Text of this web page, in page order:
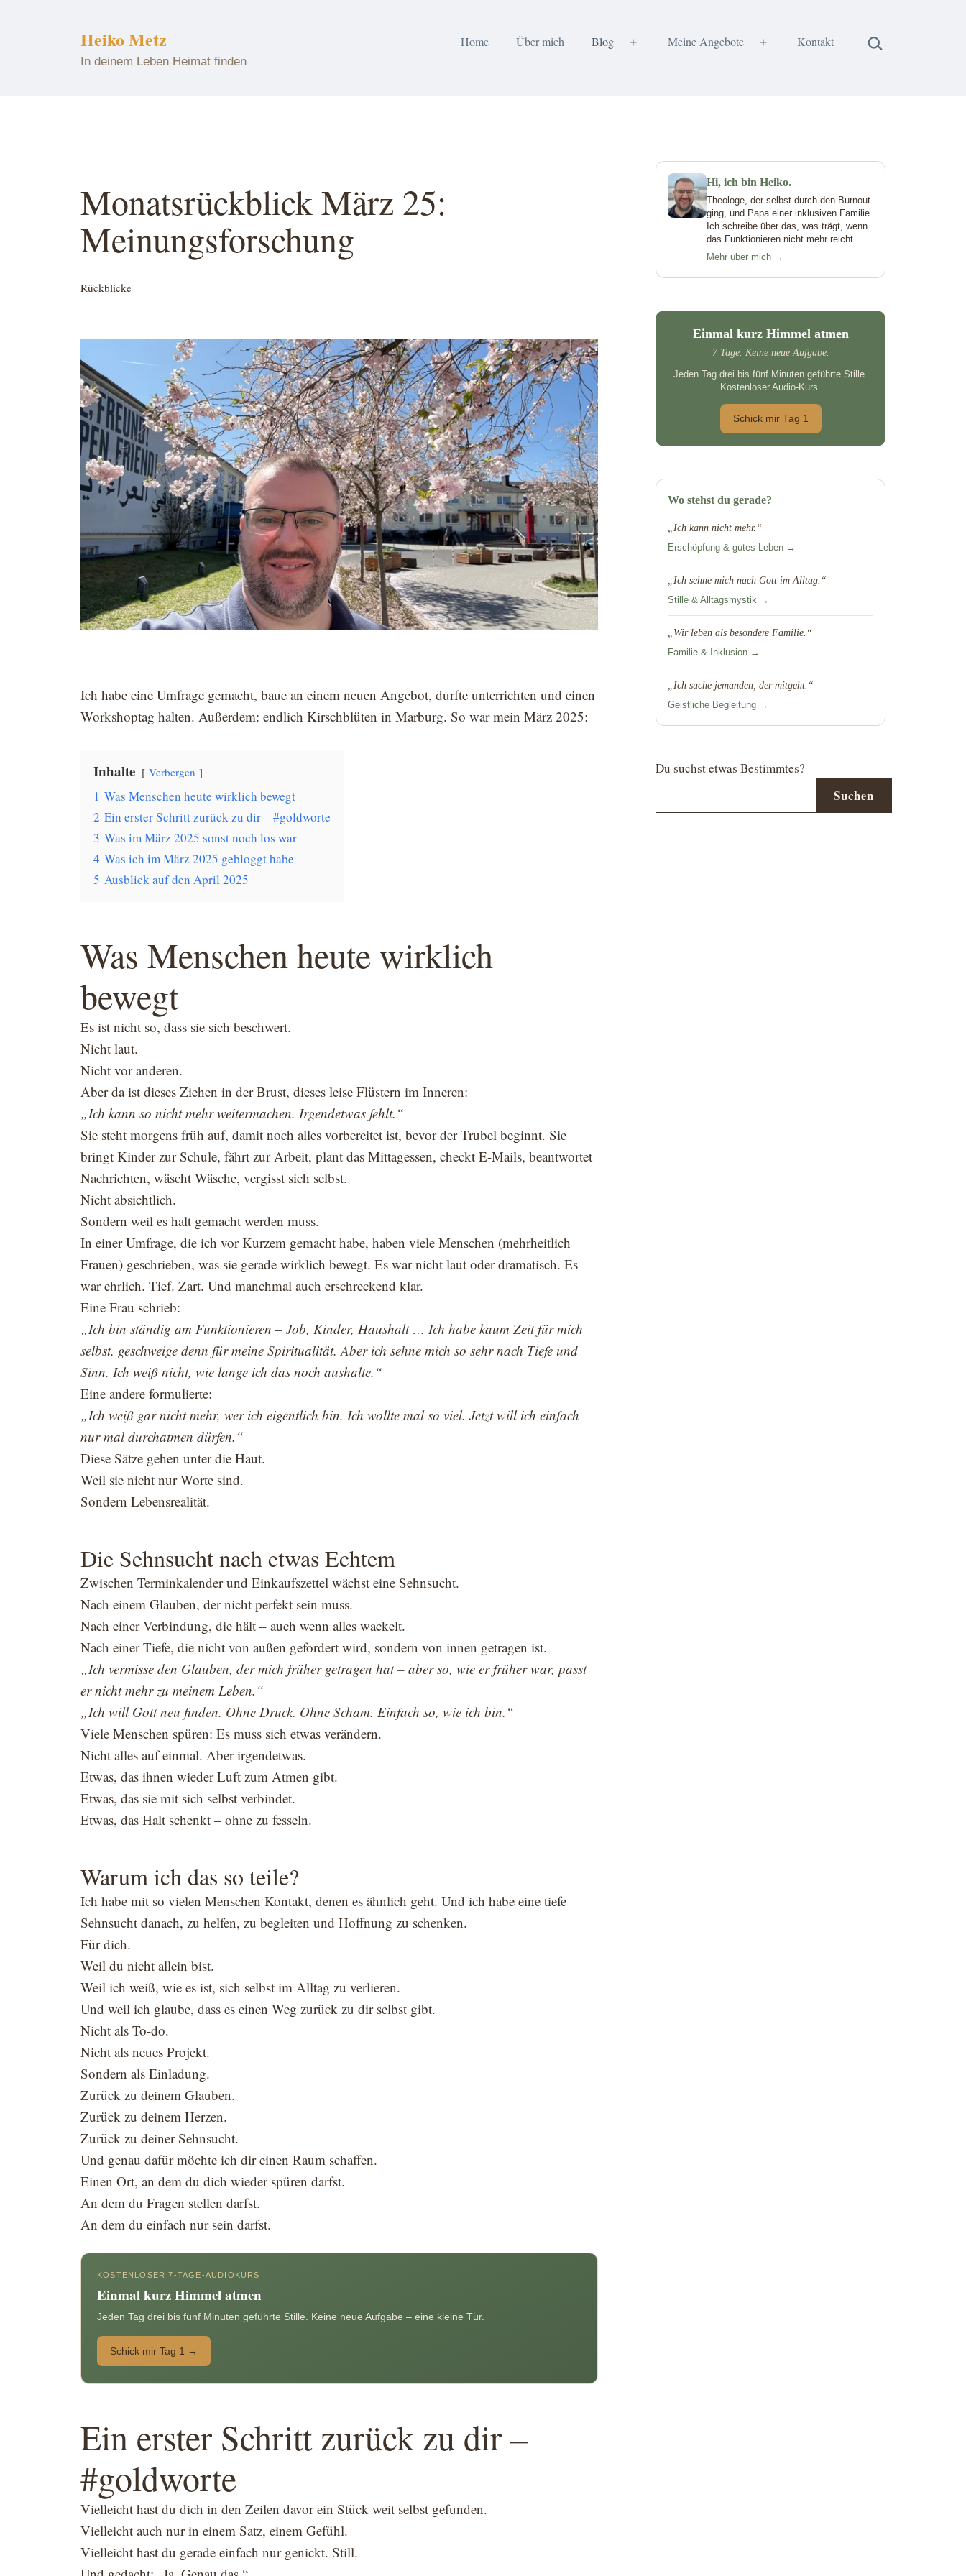
Heiko Metz
In deinem Leben Heimat finden
Home Über mich Blog
Menü
Meine Angebote
Menü
Kontakt Suchen …
Monatsrückblick März 25:
Meinungsforschung
Kategorisiert
Rückblicke
Ich habe eine Umfrage gemacht, baue an einem neuen Angebot, durfte unterrichten und einen
Workshoptag halten. Außerdem: endlich Kirschblüten in Marburg. So war mein März 2025:
Inhalte Verbergen
1 Was Menschen heute wirklich bewegt
2 Ein erster Schritt zurück zu dir – #goldworte
3 Was im März 2025 sonst noch los war
4 Was ich im März 2025 gebloggt habe
5 Ausblick auf den April 2025
Was Menschen heute wirklich
bewegt
Es ist nicht so, dass sie sich beschwert.
Nicht laut.
Nicht vor anderen.
Aber da ist dieses Ziehen in der Brust, dieses leise Flüstern im Inneren:
„Ich kann so nicht mehr weitermachen. Irgendetwas fehlt.“
Sie steht morgens früh auf, damit noch alles vorbereitet ist, bevor der Trubel beginnt. Sie
bringt Kinder zur Schule, fährt zur Arbeit, plant das Mittagessen, checkt E-Mails, beantwortet
Nachrichten, wäscht Wäsche, vergisst sich selbst.
Nicht absichtlich.
Sondern weil es halt gemacht werden muss.
In einer Umfrage, die ich vor Kurzem gemacht habe, haben viele Menschen (mehrheitlich
Frauen) geschrieben, was sie gerade wirklich bewegt. Es war nicht laut oder dramatisch. Es
war ehrlich. Tief. Zart. Und manchmal auch erschreckend klar.
Eine Frau schrieb:
„Ich bin ständig am Funktionieren – Job, Kinder, Haushalt … Ich habe kaum Zeit für mich
selbst, geschweige denn für meine Spiritualität. Aber ich sehne mich so sehr nach Tiefe und
Sinn. Ich weiß nicht, wie lange ich das noch aushalte.“
Eine andere formulierte:
„Ich weiß gar nicht mehr, wer ich eigentlich bin. Ich wollte mal so viel. Jetzt will ich einfach
nur mal durchatmen dürfen.“
Diese Sätze gehen unter die Haut.
Weil sie nicht nur Worte sind.
Sondern Lebensrealität.
Die Sehnsucht nach etwas Echtem
Zwischen Terminkalender und Einkaufszettel wächst eine Sehnsucht.
Nach einem Glauben, der nicht perfekt sein muss.
Nach einer Verbindung, die hält – auch wenn alles wackelt.
Nach einer Tiefe, die nicht von außen gefordert wird, sondern von innen getragen ist.
„Ich vermisse den Glauben, der mich früher getragen hat – aber so, wie er früher war, passt
er nicht mehr zu meinem Leben.“
„Ich will Gott neu finden. Ohne Druck. Ohne Scham. Einfach so, wie ich bin.“
Viele Menschen spüren: Es muss sich etwas verändern.
Nicht alles auf einmal. Aber irgendetwas.
Etwas, das ihnen wieder Luft zum Atmen gibt.
Etwas, das sie mit sich selbst verbindet.
Etwas, das Halt schenkt – ohne zu fesseln.
Warum ich das so teile?
Ich habe mit so vielen Menschen Kontakt, denen es ähnlich geht. Und ich habe eine tiefe
Sehnsucht danach, zu helfen, zu begleiten und Hoffnung zu schenken.
Für dich.
Weil du nicht allein bist.
Weil ich weiß, wie es ist, sich selbst im Alltag zu verlieren.
Und weil ich glaube, dass es einen Weg zurück zu dir selbst gibt.
Nicht als To-do.
Nicht als neues Projekt.
Sondern als Einladung.
Zurück zu deinem Glauben.
Zurück zu deinem Herzen.
Zurück zu deiner Sehnsucht.
Und genau dafür möchte ich dir einen Raum schaffen.
Einen Ort, an dem du dich wieder spüren darfst.
An dem du Fragen stellen darfst.
An dem du einfach nur sein darfst.
KOSTENLOSER 7-TAGE-AUDIOKURS
Einmal kurz Himmel atmen
Jeden Tag drei bis fünf Minuten geführte Stille. Keine neue Aufgabe – eine kleine Tür.
Schick mir Tag 1 →
Ein erster Schritt zurück zu dir –
#goldworte
Vielleicht hast du dich in den Zeilen davor ein Stück weit selbst gefunden.
Vielleicht auch nur in einem Satz, einem Gefühl.
Vielleicht hast du gerade einfach nur genickt. Still.
Hi, ich bin Heiko.
Theologe, der selbst durch den Burnout
ging, und Papa einer inklusiven Familie.
Ich schreibe über das, was trägt, wenn
das Funktionieren nicht mehr reicht.
Mehr über mich →
Einmal kurz Himmel atmen
7 Tage. Keine neue Aufgabe.
Jeden Tag drei bis fünf Minuten geführte Stille.
Kostenloser Audio-Kurs.
Schick mir Tag 1
Wo stehst du gerade?
„Ich kann nicht mehr.“
Erschöpfung & gutes Leben →
„Ich sehne mich nach Gott im Alltag.“
Stille & Alltagsmystik →
„Wir leben als besondere Familie.“
Familie & Inklusion →
„Ich suche jemanden, der mitgeht.“
Geistliche Begleitung →
Du suchst etwas Bestimmtes?
Suchen